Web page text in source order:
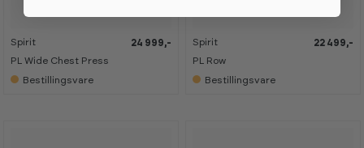
Spirit
PL Wide Chest Press
24 999,-
Bestillingsvare
Spirit
PL Row
22 499,-
Bestillingsvare